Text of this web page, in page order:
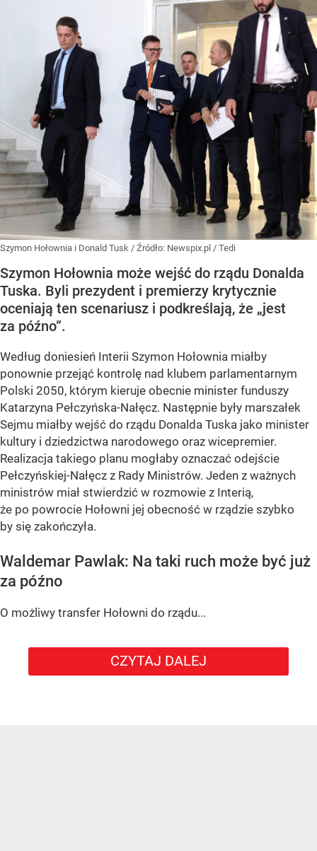
Szymon Hołownia i Donald Tusk / Źródło: Newspix.pl / Tedi
Szymon Hołownia może wejść do rządu Donalda
Tuska. Byli prezydent i premierzy krytycznie
oceniają ten scenariusz i podkreślają, że „jest
za późno”.
Według doniesień Interii Szymon Hołownia miałby
ponownie przejąć kontrolę nad klubem parlamentarnym
Polski 2050, którym kieruje obecnie minister funduszy
Katarzyna Pełczyńska-Nałęcz. Następnie były marszałek
Sejmu miałby wejść do rządu Donalda Tuska jako minister
kultury i dziedzictwa narodowego oraz wicepremier.
Realizacja takiego planu mogłaby oznaczać odejście
Pełczyńskiej-Nałęcz z Rady Ministrów. Jeden z ważnych
ministrów miał stwierdzić w rozmowie z Interią,
że po powrocie Hołowni jej obecność w rządzie szybko
by się zakończyła.
Waldemar Pawlak: Na taki ruch może być już
za późno
O możliwy transfer Hołowni do rządu...
CZYTAJ DALEJ